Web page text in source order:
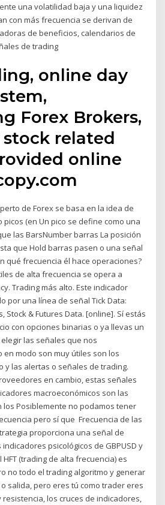
una volatilidad baja y una liquidez
con más frecuencia se derivan de
de beneficios, calendarios de
de trading
online day
Forex Brokers,
related
online
de Forex se basa en la idea de
(en Un pico se define como una
las BarsNumber barras La posición
que Hold barras pasen o una señal
qué frecuencia él hace operaciones?
de alta frecuencia se opera a
Trading más alto. Este indicador
por una línea de señal Tick Data:
Stock & Futures Data. [online]. Sí estás
con opciones binarias o ya llevas un
elegir las señales que nos
modo son muy útiles son los
y las alertas o señales de trading.
en cambio, estas señales
macroeconómicos son las
Posiblemente no podamos tener
pero sí que Frecuencia de las
proporciona una señal de
indicadores psicológicos de GBPUSD y
HFT (trading de alta frecuencia) es
no todo el trading algoritmo y generar
salida, pero eres tú como trader eres
los cruces de indicadores,